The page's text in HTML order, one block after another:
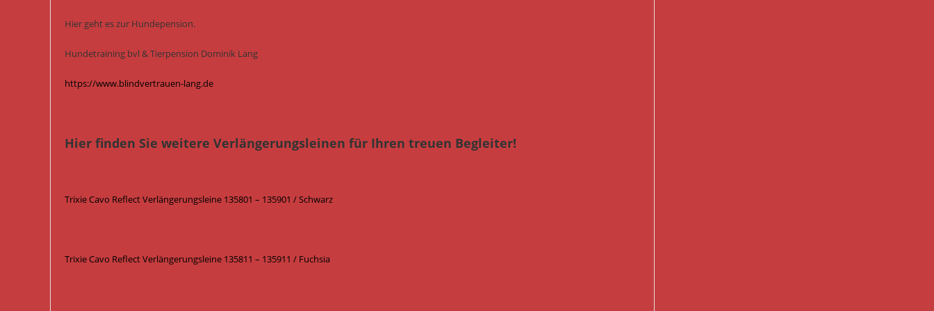
Hier geht es zur Hundepension.
Hundetraining bvl & Tierpension Dominik Lang
https://www.blindvertrauen-lang.de
Hier finden Sie weitere Verlängerungsleinen für Ihren treuen Begleiter!
Trixie Cavo Reflect Verlängerungsleine 135801 – 135901 / Schwarz
Trixie Cavo Reflect Verlängerungsleine 135811 – 135911 / Fuchsia